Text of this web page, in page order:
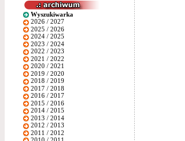
Wyszukiwarka
2026 / 2027
2025 / 2026
2024 / 2025
2023 / 2024
2022 / 2023
2021 / 2022
2020 / 2021
2019 / 2020
2018 / 2019
2017 / 2018
2016 / 2017
2015 / 2016
2014 / 2015
2013 / 2014
2012 / 2013
2011 / 2012